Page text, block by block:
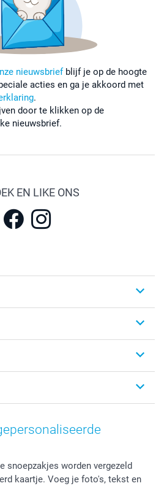
nieuwsbrief blijf je op de hoogte
acties en ga je akkoord met
.
door te klikken op de
nieuwsbrief.
EN LIKE ONS
Fotoalbum met fotoprints
Snoepjes
snoepzakjes worden vergezeld
kaartje. Voeg je foto's, tekst en